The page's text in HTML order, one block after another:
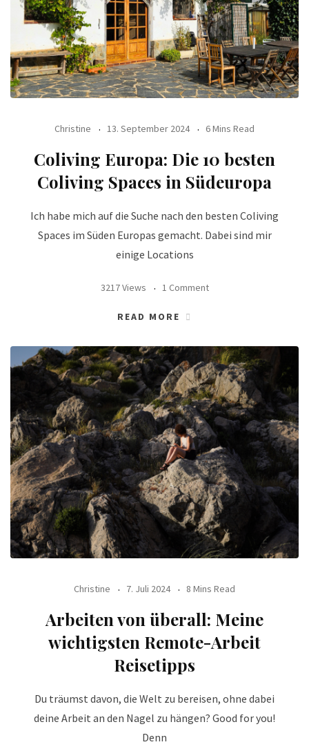
Christine 13. September 2024 6 Mins Read
Coliving Europa: Die 10 besten
Coliving Spaces in Südeuropa
Ich habe mich auf die Suche nach den besten Coliving
Spaces im Süden Europas gemacht. Dabei sind mir
einige Locations
3217 Views 1 Comment
READ MORE
Christine 7. Juli 2024 8 Mins Read
Arbeiten von überall: Meine
wichtigsten Remote-Arbeit
Reisetipps
Du träumst davon, die Welt zu bereisen, ohne dabei
deine Arbeit an den Nagel zu hängen? Good for you!
Denn